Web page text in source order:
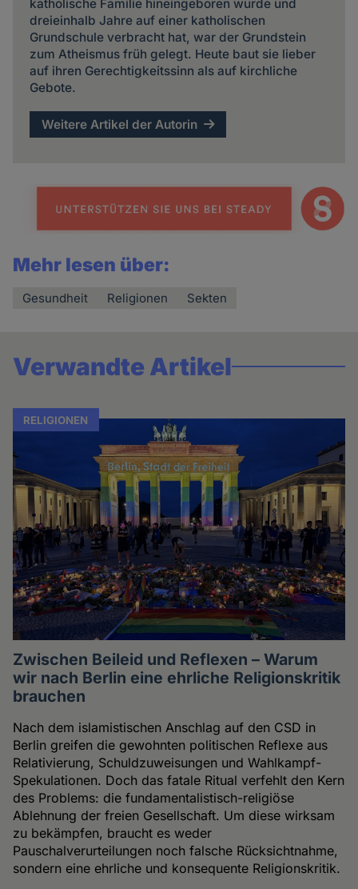
katholische Familie hineingeboren wurde und
dreieinhalb Jahre auf einer katholischen
Grundschule verbracht hat, war der Grundstein
zum Atheismus früh gelegt. Heute baut sie lieber
auf ihren Gerechtigkeitssinn als auf kirchliche
Gebote.
Weitere Artikel der Autorin
Mehr lesen über:
Gesundheit Religionen Sekten
Verwandte Artikel
RELIGIONEN
Zwischen Beileid und Reflexen – Warum
wir nach Berlin eine ehrliche Religionskritik
brauchen
Nach dem islamistischen Anschlag auf den CSD in
Berlin greifen die gewohnten politischen Reflexe aus
Relativierung, Schuldzuweisungen und Wahlkampf-
Spekulationen. Doch das fatale Ritual verfehlt den Kern
des Problems: die fundamentalistisch-religiöse
Ablehnung der freien Gesellschaft. Um diese wirksam
zu bekämpfen, braucht es weder
Pauschalverurteilungen noch falsche Rücksichtnahme,
sondern eine ehrliche und konsequente Religionskritik.